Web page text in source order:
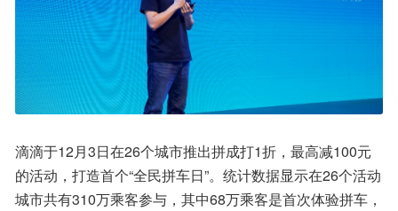
滴滴于12月3日在26个城市推出拼成打1折，最高减100元
的活动，打造首个“全民拼车日”。统计数据显示在26个活动
城市共有310万乘客参与，其中68万乘客是首次体验拼车，